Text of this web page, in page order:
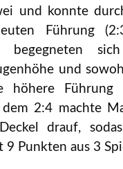
und konnte
Führung
begegneten
und
höhere Führung
dem 2:4 machte
drauf,
9 Punkten aus 3